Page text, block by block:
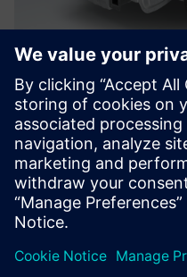
PolyWorks Inspector:
mjeriteljstvo i CMM-ove
automatizaciju radi
Saznajte više